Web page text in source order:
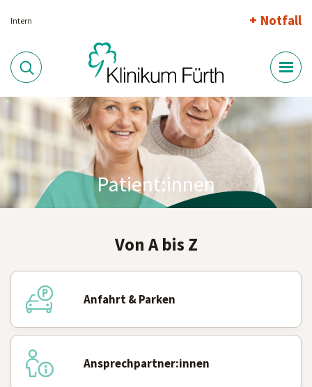
Intern Notfall
Patient:innen
Von A bis Z
Anfahrt & Parken
Ansprechpartner:innen